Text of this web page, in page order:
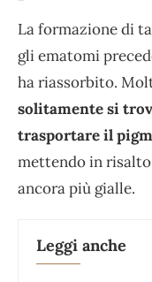
La formazione di
gli ematomi
ha riassorbito.
solitamente si
trasportare il
mettendo in
ancora più gialle.
Leggi anche